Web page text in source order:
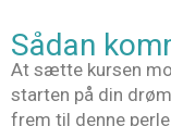
Sådan
At sætte kursen
starten på din
frem til denne